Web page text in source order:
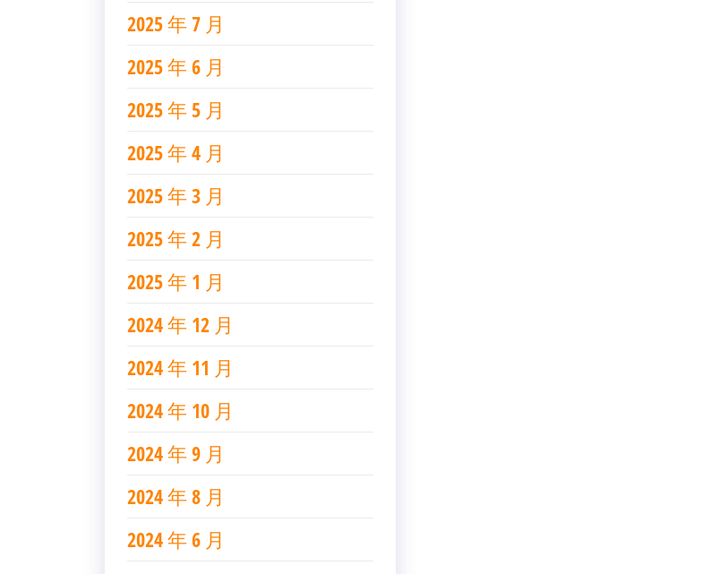
2025 年 7 月
2025 年 6 月
2025 年 5 月
2025 年 4 月
2025 年 3 月
2025 年 2 月
2025 年 1 月
2024 年 12 月
2024 年 11 月
2024 年 10 月
2024 年 9 月
2024 年 8 月
2024 年 6 月